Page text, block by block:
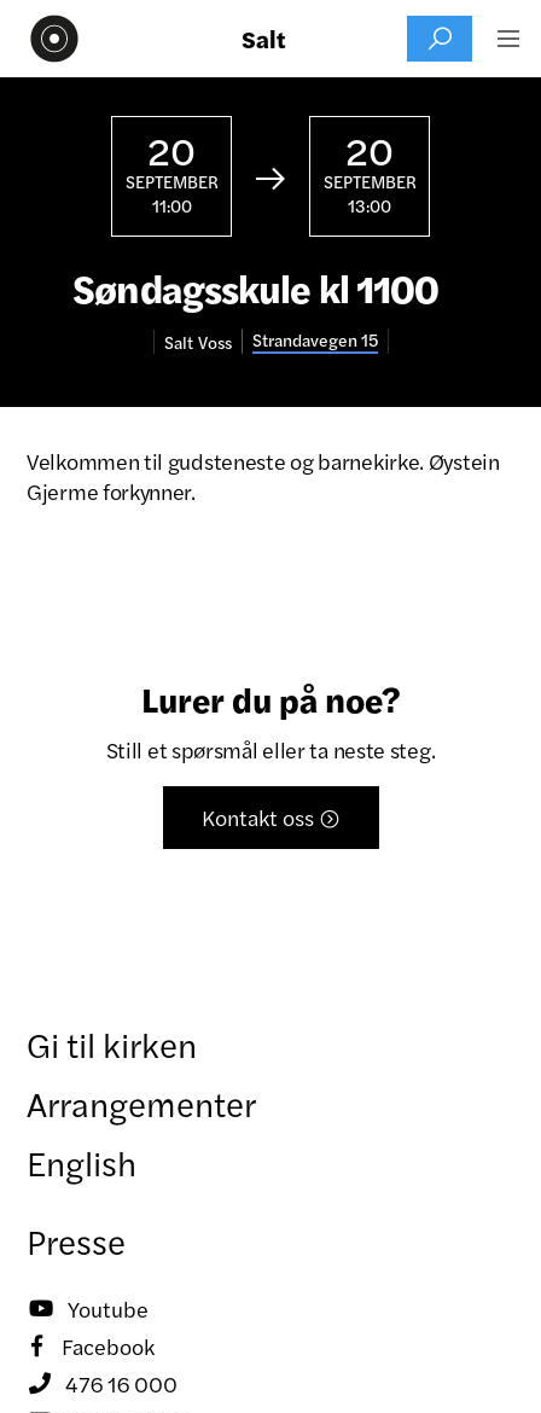
Salt  
20
SEPTEMBER
11:00

20
SEPTEMBER
13:00
Søndagsskule kl 1100
Salt Voss Strandavegen 15
Velkommen til gudsteneste og barnekirke. Øystein
Gjerme forkynner.
Lurer du på noe?
Still et spørsmål eller ta neste steg.
Kontakt oss 
Gi til kirken
Arrangementer
English
Presse
 Youtube
 Facebook
 476 16 000